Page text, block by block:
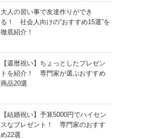
大人の習い事で友達作りができ
る！ 社会人向けの“おすすめ15選”を
徹底紹介！
【還暦祝い】ちょっとしたプレゼン
トを紹介！ 専門家が選ぶおすすめ
商品20選
【結婚祝い】予算5000円でハイセン
スなプレゼント！ 専門家のおすす
め22選